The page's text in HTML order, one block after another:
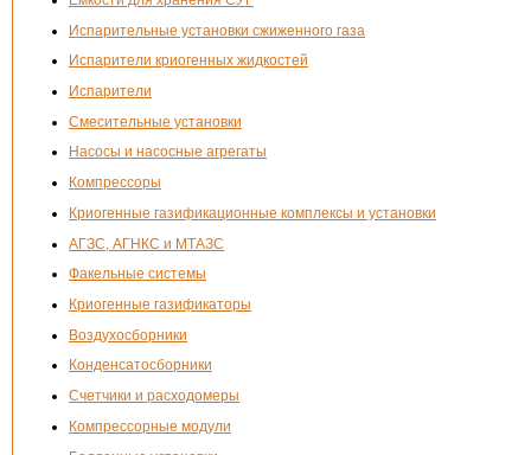
Испарительные установки сжиженного газа
Испарители криогенных жидкостей
Испарители
Смесительные установки
Насосы и насосные агрегаты
Компрессоры
Криогенные газификационные комплексы и установки
АГЗС, АГНКС и МТАЗС
Факельные системы
Криогенные газификаторы
Воздухосборники
Конденсатосборники
Счетчики и расходомеры
Компрессорные модули